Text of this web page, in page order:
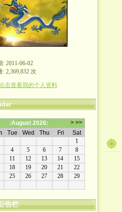
: 2011-06-02
: 2,369,832 次
点击查看我的个人资料
告栏